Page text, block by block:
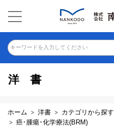
キーワードを入力してください
洋書
ホーム 洋書 カテゴリから探す
癌･腫瘍･化学療法(BRM)